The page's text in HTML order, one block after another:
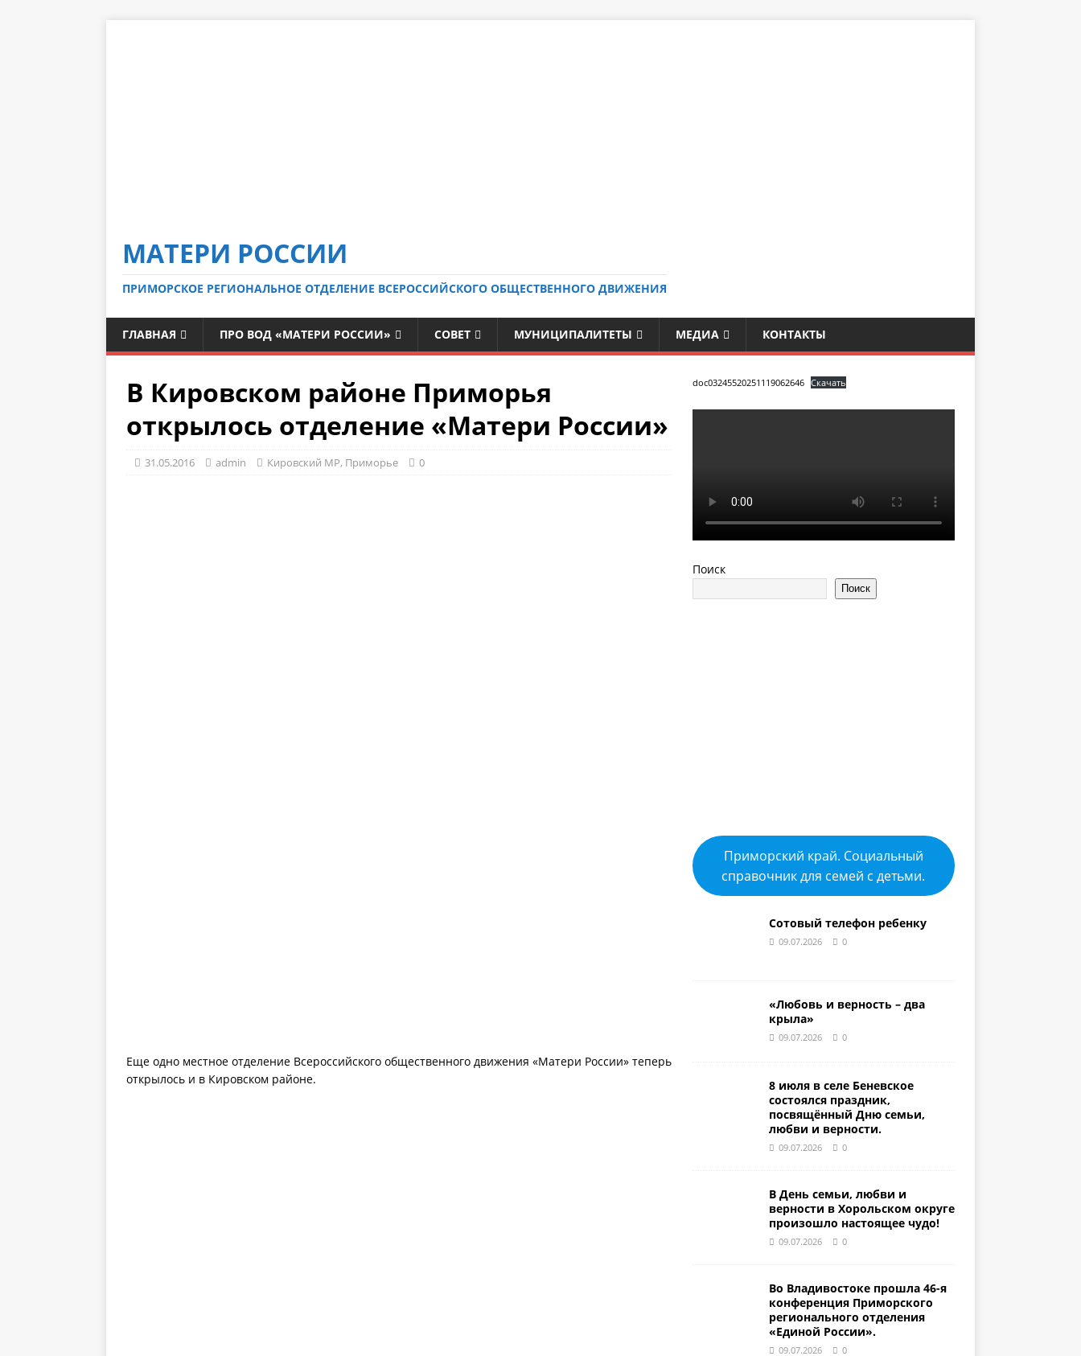
МАТЕРИ РОССИИ
ПРИМОРСКОЕ РЕГИОНАЛЬНОЕ ОТДЕЛЕНИЕ ВСЕРОССИЙСКОГО ОБЩЕСТВЕННОГО ДВИЖЕНИЯ
ГЛАВНАЯ ПРО ВОД «МАТЕРИ РОССИИ» СОВЕТ МУНИЦИПАЛИТЕТЫ МЕДИА КОНТАКТЫ
В Кировском районе Приморья
открылось отделение «Матери России»
31.05.2016 admin Кировский МР, Приморье 0
Еще одно местное отделение Всероссийского общественного движения «Матери России» теперь
открылось и в Кировском районе.
doc03245520251119062646 Скачать
Поиск
Поиск
Приморский край. Социальный
справочник для семей с детьми.
Сотовый телефон ребенку
09.07.2026 0
«Любовь и верность – два
крыла»
09.07.2026 0
8 июля в селе Беневское
состоялся праздник,
посвящённый Дню семьи,
любви и верности.
09.07.2026 0
В День семьи, любви и
верности в Хорольском округе
произошло настоящее чудо!
09.07.2026 0
Во Владивостоке прошла 46-я
конференция Приморского
регионального отделения
«Единой России».
09.07.2026 0